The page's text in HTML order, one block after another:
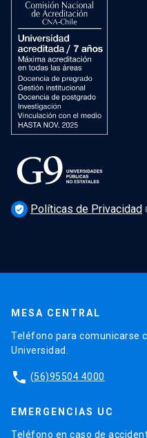
Dirección de Salud Mental,
verified_user Políticas de Privacidad
MESA CENTRAL
Teléfono para comunicarse
Universidad.
phone (56)95504 4000
EMERGENCIAS UC
Teléfono en caso de